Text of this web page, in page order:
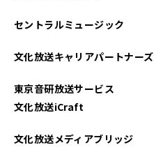
セントラルミュージック
文化放送キャリアパートナーズ
東京音研放送サービス
文化放送iCraft
文化放送メディアブリッジ